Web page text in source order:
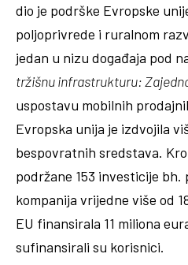
dio je podrške Evropske
poljoprivrede i ruralnom
jedan u nizu događaja pod
tržišnu infrastrukturu:
uspostavu mobilnih
Evropska unija je izdvojila
bespovratnih sredstava.
podržane 153 investicije
kompanija vrijedne više od
EU finansirala 11 miliona
sufinansirali su korisnici.